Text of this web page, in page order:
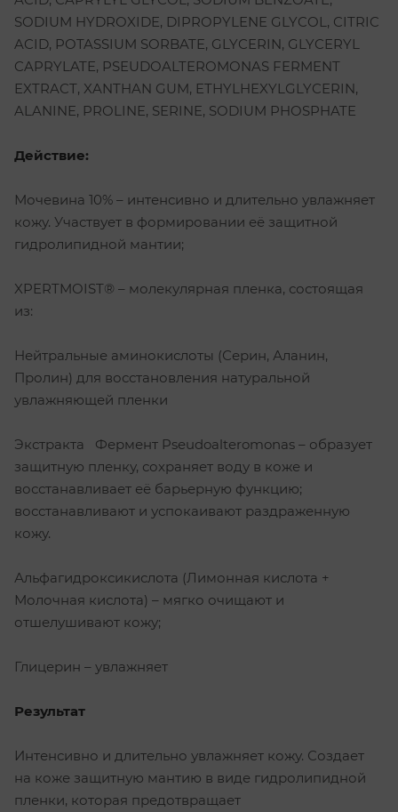
SODIUM HYDROXIDE, DIPROPYLENE GLYCOL, CITRIC
ACID, POTASSIUM SORBATE, GLYCERIN, GLYCERYL
CAPRYLATE, PSEUDOALTEROMONAS FERMENT
EXTRACT, XANTHAN GUM, ETHYLHEXYLGLYCERIN,
ALANINE, PROLINE, SERINE, SODIUM PHOSPHATE
Действие:
Мочевина 10% – интенсивно и длительно увлажняет
кожу. Участвует в формировании её защитной
гидролипидной мантии;
XPERTMOIST® – молекулярная пленка, состоящая
из:
Нейтральные аминокислоты (Серин, Аланин,
Пролин) для восстановления натуральной
увлажняющей пленки
Экстракта Фермент Pseudoalteromonas – образует
защитную пленку, сохраняет воду в коже и
восстанавливает её барьерную функцию;
восстанавливают и успокаивают раздраженную
кожу.
Альфагидроксикислота (Лимонная кислота +
Молочная кислота) – мягко очищают и
отшелушивают кожу;
Глицерин – увлажняет
Результат
Интенсивно и длительно увлажняет кожу. Создает
на коже защитную мантию в виде гидролипидной
пленки, которая предотвращает